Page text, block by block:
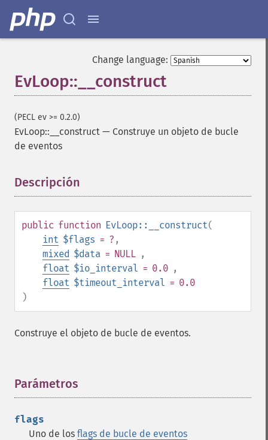
Change language:
EvLoop::__construct
(PECL ev >= 0.2.0)
EvLoop::__construct — Construye un objeto de bucle
de eventos
Descripción
public function EvLoop::__construct(
int $flags = ? ,
mixed $data = NULL ,
float $io_interval = 0.0 ,
float $timeout_interval = 0.0
)
Construye el objeto de bucle de eventos.
Parámetros
flags
Uno de los flags de bucle de eventos